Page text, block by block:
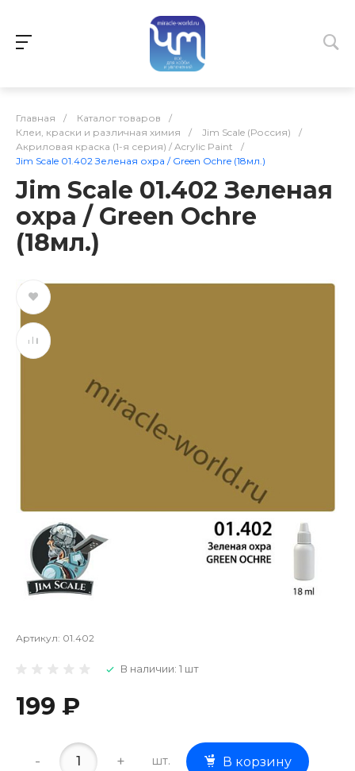
Главная / Каталог товаров
/
Клеи, краски и различная химия
/ Jim Scale (Россия)
/
Акриловая краска (1-я серия) / Acrylic Paint
/
Jim Scale 01.402 Зеленая охра / Green Ochre (18мл.)
Jim Scale 01.402 Зеленая
охра / Green Ochre
(18мл.)
Артикул: 01.402
В наличии: 1 шт
199 ₽
- + шт. В корзину